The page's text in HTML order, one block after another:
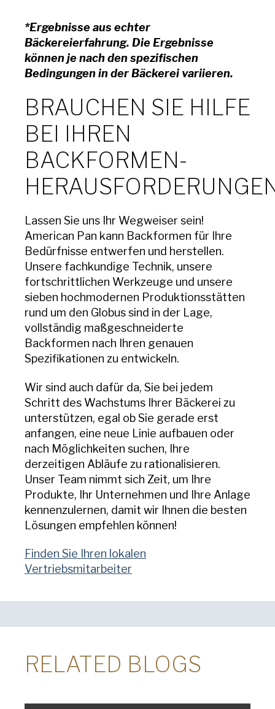
*Ergebnisse aus echter
Bäckereierfahrung. Die Ergebnisse
können je nach den spezifischen
Bedingungen in der Bäckerei variieren.
BRAUCHEN SIE HILFE
BEI IHREN
BACKFORMEN-
Lassen Sie uns Ihr Wegweiser sein!
American Pan kann Backformen für Ihre
Bedürfnisse entwerfen und herstellen.
Unsere fachkundige Technik, unsere
fortschrittlichen Werkzeuge und unsere
sieben hochmodernen Produktionsstätten
rund um den Globus sind in der Lage,
vollständig maßgeschneiderte
Backformen nach Ihren genauen
Spezifikationen zu entwickeln.
Wir sind auch dafür da, Sie bei jedem
Schritt des Wachstums Ihrer Bäckerei zu
unterstützen, egal ob Sie gerade erst
anfangen, eine neue Linie aufbauen oder
nach Möglichkeiten suchen, Ihre
derzeitigen Abläufe zu rationalisieren.
Unser Team nimmt sich Zeit, um Ihre
Produkte, Ihr Unternehmen und Ihre Anlage
kennenzulernen, damit wir Ihnen die besten
Lösungen empfehlen können!
Finden Sie Ihren lokalen
Vertriebsmitarbeiter
RELATED BLOGS